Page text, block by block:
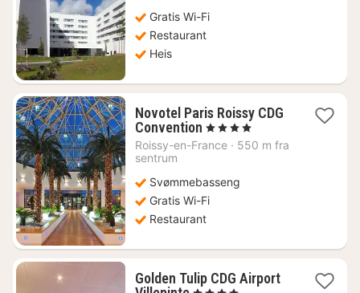
Gratis Wi-Fi
Restaurant
Heis
Novotel Paris Roissy CDG
Convention 1
natt
kr.
, 4 Stjerner
Roissy-en-France · 550 m fra
sentrum
Svømmebasseng
Gratis Wi-Fi
Restaurant
Golden Tulip CDG Airport